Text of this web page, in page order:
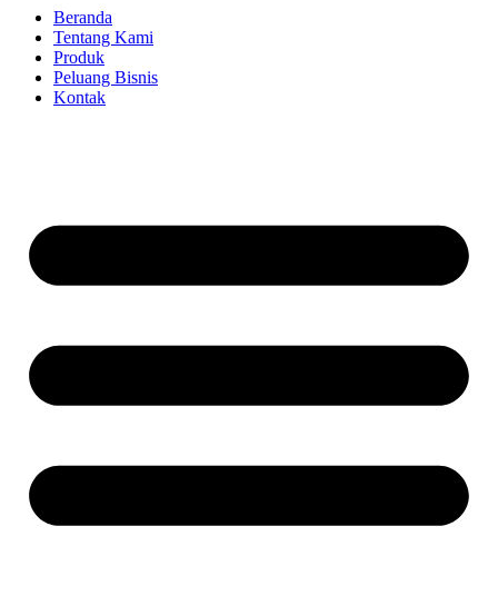
Beranda
Tentang Kami
Produk
Peluang Bisnis
Kontak